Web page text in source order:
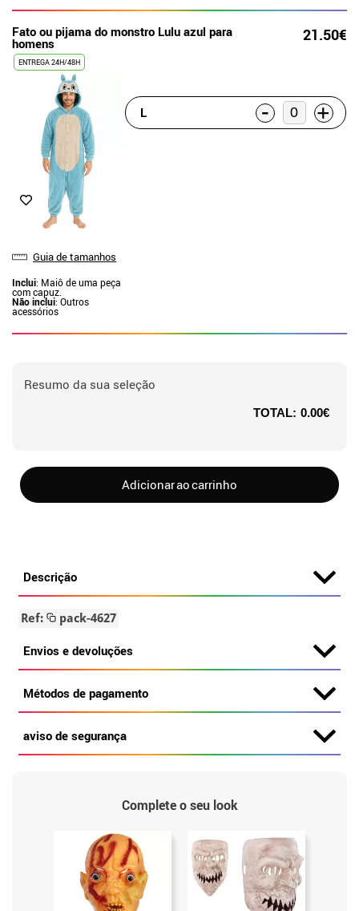
Fato ou pijama do monstro Lulu azul para
homens 21.50€
ENTREGA 24H/48H
Guia de tamanhos
Inclui: Maiô de uma peça
com capuz.
Não inclui: Outros
acessórios
L - +
Resumo da sua seleção
TOTAL: 0.00€
Adicionar ao carrinho
Descrição
Ref: pack-4627
Envios e devoluções
Métodos de pagamento
aviso de segurança
Complete o seu look